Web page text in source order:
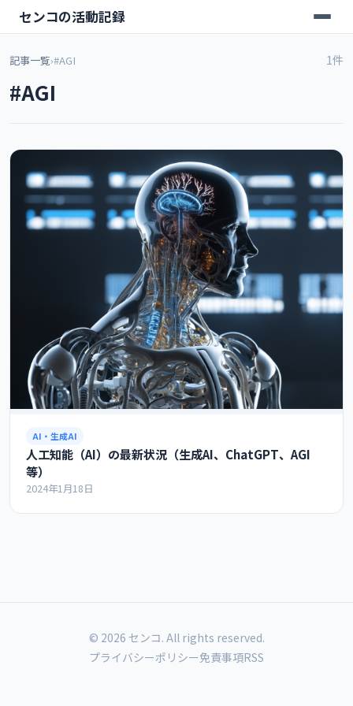
センコの活動記録
記事一覧›#AGI
#AGI
1件
AI・生成AI
人工知能（AI）の最新状況（生成AI、ChatGPT、AGI
等）
2024年1月18日
© 2026 センコ. All rights reserved.
プライバシーポリシー免責事項RSS